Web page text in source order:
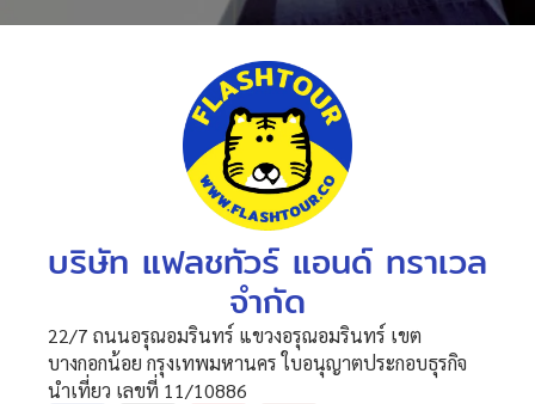
บริษัท แฟลชทัวร์ แอนด์ ทราเวล
จำกัด
22/7 ถนนอรุณอมรินทร์ แขวงอรุณอมรินทร์ เขต
บางกอกน้อย กรุงเทพมหานคร ใบอนุญาตประกอบธุรกิจ
นำเที่ยว เลขที่ 11/10886